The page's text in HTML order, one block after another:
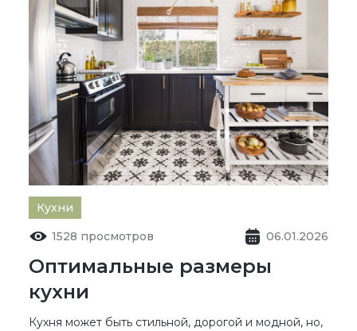
Кухни
1528 просмотров
06.01.2026
Оптимальные размеры
кухни
Кухня может быть стильной, дорогой и модной, но,